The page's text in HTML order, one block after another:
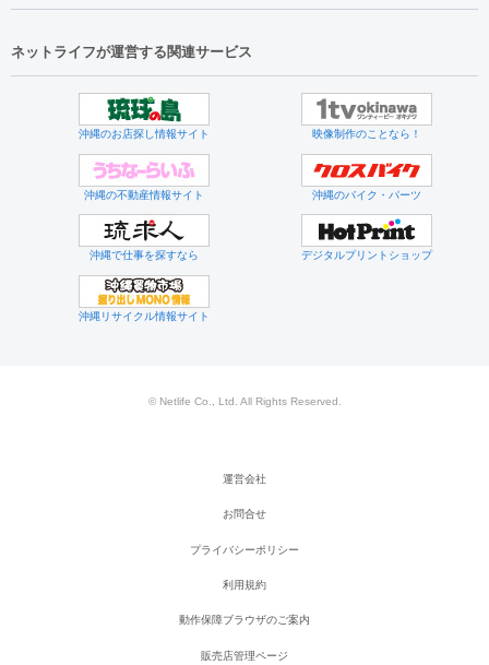
ネットライフが運営する関連サービス
沖縄のお店探し情報サイト 映像制作のことなら！
沖縄の不動産情報サイト 沖縄のバイク・パーツ
沖縄で仕事を探すなら デジタルプリントショップ
沖縄リサイクル情報サイト
© Netlife Co., Ltd. All Rights Reserved.
運営会社
お問合せ
プライバシーポリシー
利用規約
動作保障ブラウザのご案内
販売店管理ページ